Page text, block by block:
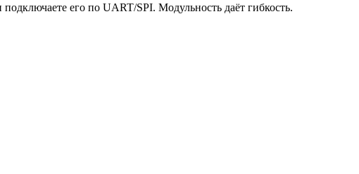
его по UART/SPI. Модульность даёт гибкость.